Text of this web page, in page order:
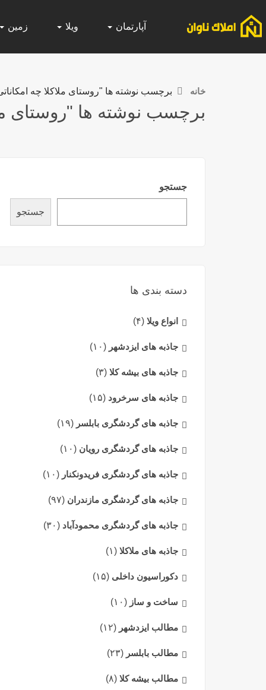
آپارتمان ویلا زمین
خانه برچسب نوشته ها "روستای ملاکلا چه
برچسب نوشته ها "روستای
جستجو
جستجو
دسته بندی ها
انواع ویلا (۴)
جاذبه های ایزدشهر (۱۰)
جاذبه های بیشه کلا (۳)
جاذبه های سرخرود (۱۵)
جاذبه های گردشگری بابلسر (۱۹)
جاذبه های گردشگری رویان (۱۰)
جاذبه های گردشگری فریدونکنار (۱۰)
جاذبه های گردشگری مازندران (۹۷)
جاذبه های گردشگری محمودآباد (۳۰)
جاذبه های ملاکلا (۱)
دکوراسیون داخلی (۱۵)
ساخت و ساز (۱۰)
مطالب ایزدشهر (۱۲)
مطالب بابلسر (۲۳)
مطالب بیشه کلا (۸)